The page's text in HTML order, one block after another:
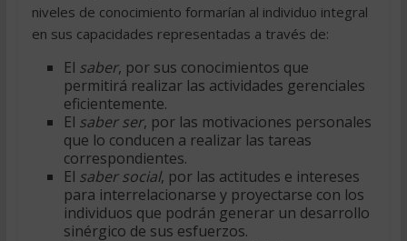
niveles de conocimiento formarían al individuo integral
en sus capacidades representadas a través de:
El saber, por sus conocimientos que
permitirá realizar las actividades gerenciales
eficientemente.
El saber ser, por las motivaciones personales
que lo conducen a realizar las tareas
correspondientes.
El saber social, por las actitudes e intereses
para interrelacionarse y proyectarse con los
individuos que podrán generar un desarrollo
sinérgico de sus esfuerzos.